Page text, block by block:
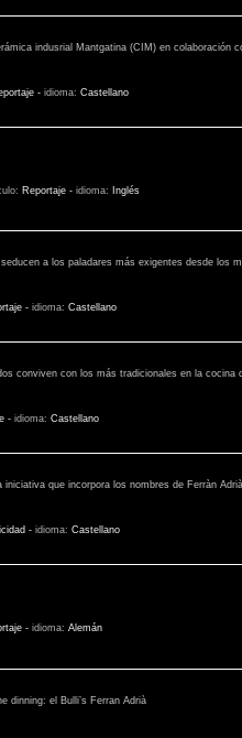
indusrial Mantgatina (CIM) en colaboración
- idioma: Castellano
Reportaje - idioma:
Inglés
a los paladares más exigentes desde los
- idioma: Castellano
conviven con los más tradicionales en la cocina
- idioma: Castellano
iniciativa que incorpora los nombres de Ferràn
- idioma: Castellano
- idioma: Alemán
dinning: el Bulli’s Ferran Adrià